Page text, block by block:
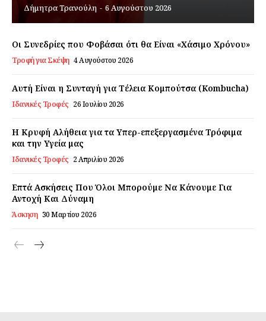
Daily Food
Αποποίηση Ευθυνών
Ο λογαριασμός μου
Δήμητρα Τρανούλη - 6 Αυγούστου 2026
Οι Συνεδρίες που Φοβάσαι ότι θα Είναι «Χάσιμο Χρόνου»
Τροφή για Σκέψη 4 Αυγούστου 2026
Αυτή Είναι η Συνταγή για Τέλεια Κομπούτσα (Kombucha)
Ιδανικές Τροφές 26 Ιουλίου 2026
Η Κρυφή Αλήθεια για τα Υπερ-επεξεργασμένα Τρόφιμα
και την Υγεία μας
Ιδανικές Τροφές 2 Απριλίου 2026
Επτά Ασκήσεις Που Όλοι Μπορούμε Να Κάνουμε Για
Αντοχή Και Δύναμη
Άσκηση 30 Μαρτίου 2026